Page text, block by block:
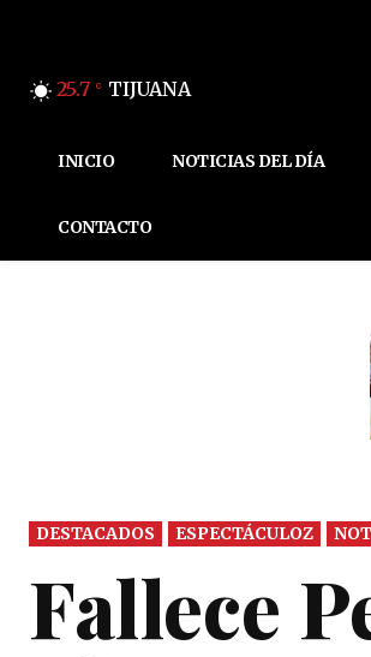
25.7 C TIJUANA
INICIO NOTICIAS DEL DÍA
CONTACTO
DESTACADOS ESPECTÁCULOZ
Fallece